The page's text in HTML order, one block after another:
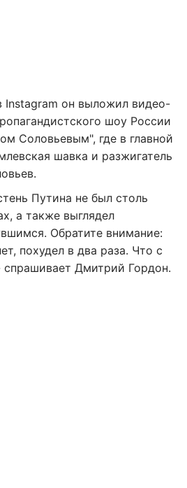
Instagram он выложил видео-
шоу России
Соловьевым", где в главной
шавка и разжигатель
Путина не был столь
а также выглядел
Обратите внимание:
похудел в два раза. Что с
спрашивает Дмитрий Гордон.